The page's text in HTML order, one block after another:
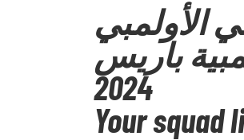
الأولمبي
باريس
2024
Your squad